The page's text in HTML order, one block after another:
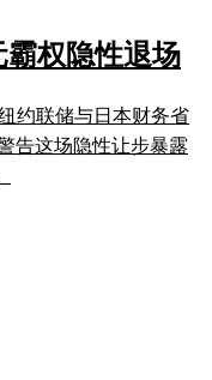
权隐性退场
约联储与日本财务省
告这场隐性让步暴露